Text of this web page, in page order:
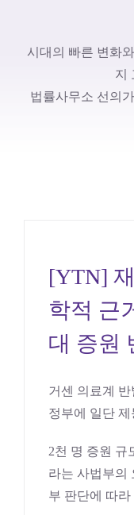
시대의 빠른 변화
지
법률사무소 선의
[YTN]
학적 근
대 증원
거센 의료계
정부에 일단
2천 명 증원 규
라는 사법부의
부 판단에 따라